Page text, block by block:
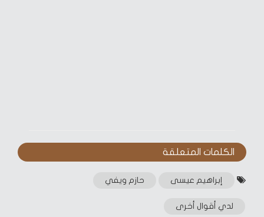
الكلمات المتعلقة‎
إبراهيم عيسى حازم ويفي
لدي أقوال أخرى